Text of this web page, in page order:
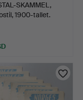
SKAMMEL,
1900-tallet.